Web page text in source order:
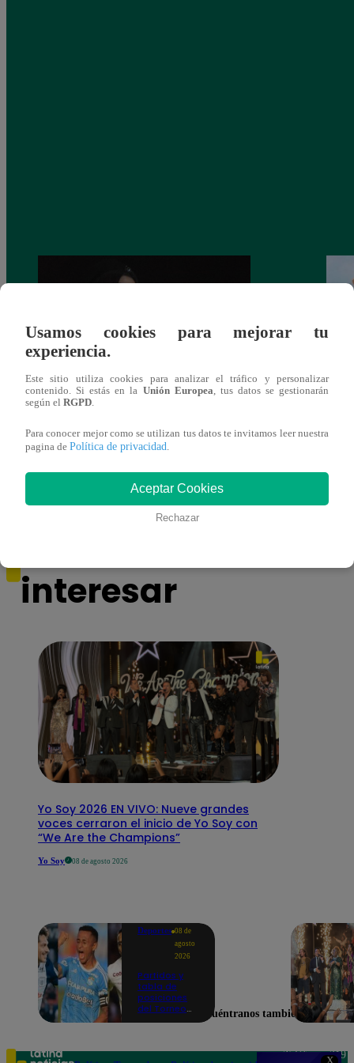
X
¿Yahaira Plasencia y Maritza Rodríguez
interesar
Yo Soy 2026 EN VIVO: Nueve grandes
voces cerraron el inicio de Yo Soy con
“We Are the Champions”
Yo Soy 08 de agosto 2026
Deportes 08 de
agosto
2026
Partidos y
tabla de
posiciones
del Torneo
en la fecha 4
Usamos cookies para mejorar tu
experiencia.
Este sitio utiliza cookies para analizar el tráfico y personalizar
contenido. Si estás en la Unión Europea , tus datos se gestionarán
según el RGPD
Para conocer mejor como se utilizan tus datos te invitamos leer nuestra
pagina de Política de privacidad
Aceptar Cookies
Rechazar
Encuéntranos también en
Teléfono: 219